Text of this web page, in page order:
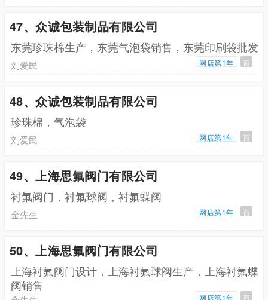
47、众诚包装制品有限公司
东莞珍珠棉生产，东莞气泡袋销售，东莞印刷袋批发
刘爱民 网店第1年 百
48、众诚包装制品有限公司
珍珠棉，气泡袋
刘爱民 网店第1年 百
49、上海思氟阀门有限公司
衬氟阀门，衬氟球阀，衬氟蝶阀
金先生 网店第1年 百
50、上海思氟阀门有限公司
上海衬氟阀门设计，上海衬氟球阀生产，上海衬氟蝶
阀销售
网店第1年 百